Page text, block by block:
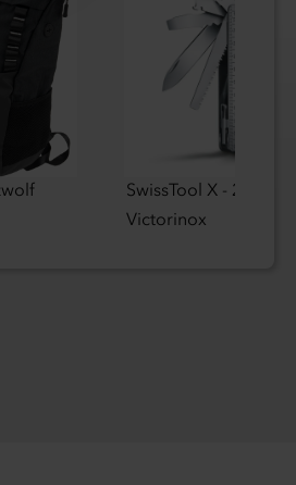
SwissTool X - 24
Victorinox